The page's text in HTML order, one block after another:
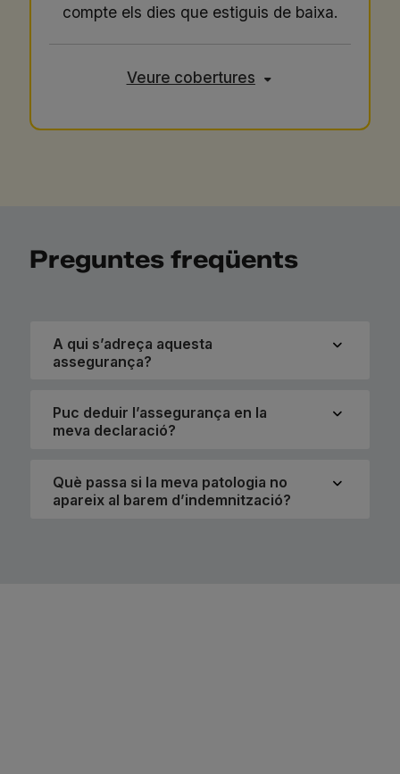
compte els dies que estiguis de baixa.
Veure cobertures
Preguntes freqüents
A qui s’adreça aquesta
assegurança?
Puc deduir l’assegurança en la
meva declaració?
Què passa si la meva patologia no
apareix al barem d’indemnització?